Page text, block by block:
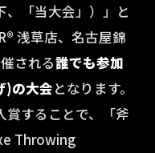
「当大会」）」と
浅草店、名古屋錦
される誰でも参加
)の大会となります。
賞することで、「斧
Throwing